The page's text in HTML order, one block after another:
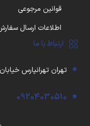
قوانین مرجوعی
اطلاعات ارسال
ارتباط با ما
تهران تهرانپارس
09204030510